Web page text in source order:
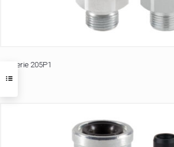
Serie 205P1